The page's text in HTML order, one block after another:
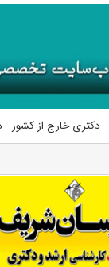
دکتری خارج از کشور